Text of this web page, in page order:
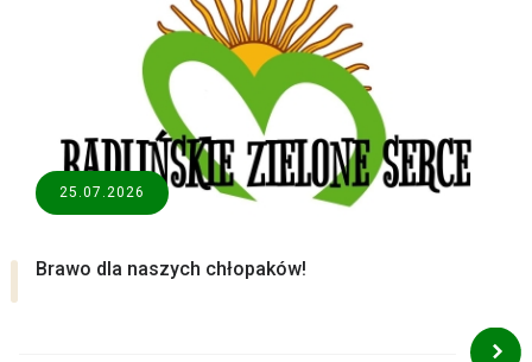
25.07.2026
Brawo dla naszych chłopaków!